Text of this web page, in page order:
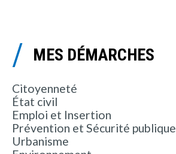
MES DÉMARCHES
Citoyenneté
État civil
Emploi et Insertion
Prévention et Sécurité publique
Urbanisme